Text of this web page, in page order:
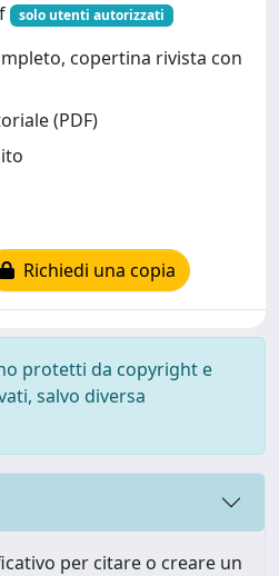
solo utenti autorizzati
copertina rivista con
(PDF)
Richiedi una copia
protetti da copyright e
salvo diversa
per citare o creare un